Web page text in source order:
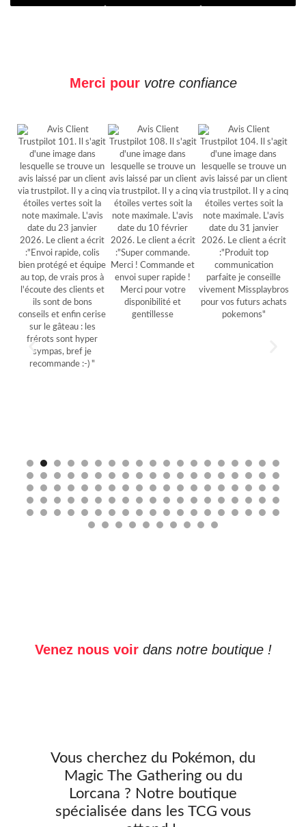
Merci pour votre confiance
Venez nous voir dans notre boutique !
Vous cherchez du Pokémon, du
Magic The Gathering ou du
Lorcana ? Notre boutique
spécialisée dans les TCG vous